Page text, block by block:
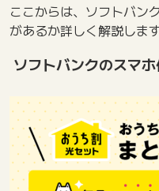
ここからは、ソフトバン
があるか詳しく解説します
ソフトバンクのスマ